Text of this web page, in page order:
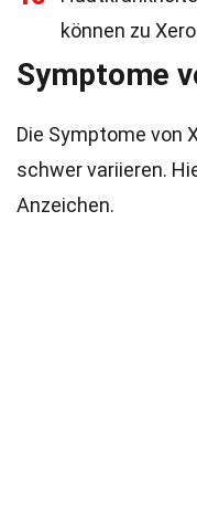
können zu
Symptome
Die Symptome von
schwer variieren.
Anzeichen.